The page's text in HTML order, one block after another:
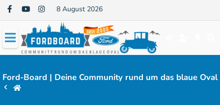
8 August 2026
Ford-Board | Deine Community rund um das blaue Oval